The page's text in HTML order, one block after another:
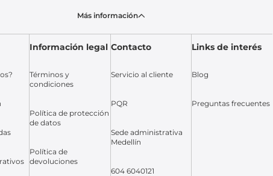
Más información
Información legal
Términos y
condiciones
Política de protección
de datos
Política de
devoluciones
Contacto
Servicio al cliente
PQR
Sede administrativa
Medellín
604 6040121
Links de interés
Blog
Preguntas frecuentes